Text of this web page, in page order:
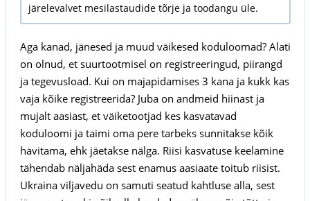
järelevalvet mesilastaudide tõrje ja toodangu üle.
Aga kanad, jänesed ja muud väikesed koduloomad? Alati
on olnud, et suurtootmisel on registreeringud, piirangd
ja tegevusload. Kui on majapidamises 3 kana ja kukk kas
vaja kõike registreerida? Juba on andmeid hiinast ja
mujalt aasiast, et väiketootjad kes kasvatavad
koduloomi ja taimi oma pere tarbeks sunnitakse kõik
hävitama, ehk jäetakse nälga. Riisi kasvatuse keelamine
tähendab näljahäda sest enamus aasiaate toitub riisist.
Ukraina viljavedu on samuti seatud kahtluse alla, sest